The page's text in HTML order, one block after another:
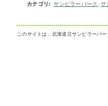
カテゴリ : サンピラーパーク サ
このサイトは、北海道立サンピラーパ